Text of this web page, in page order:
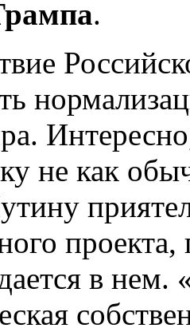
.
не как
в нем.